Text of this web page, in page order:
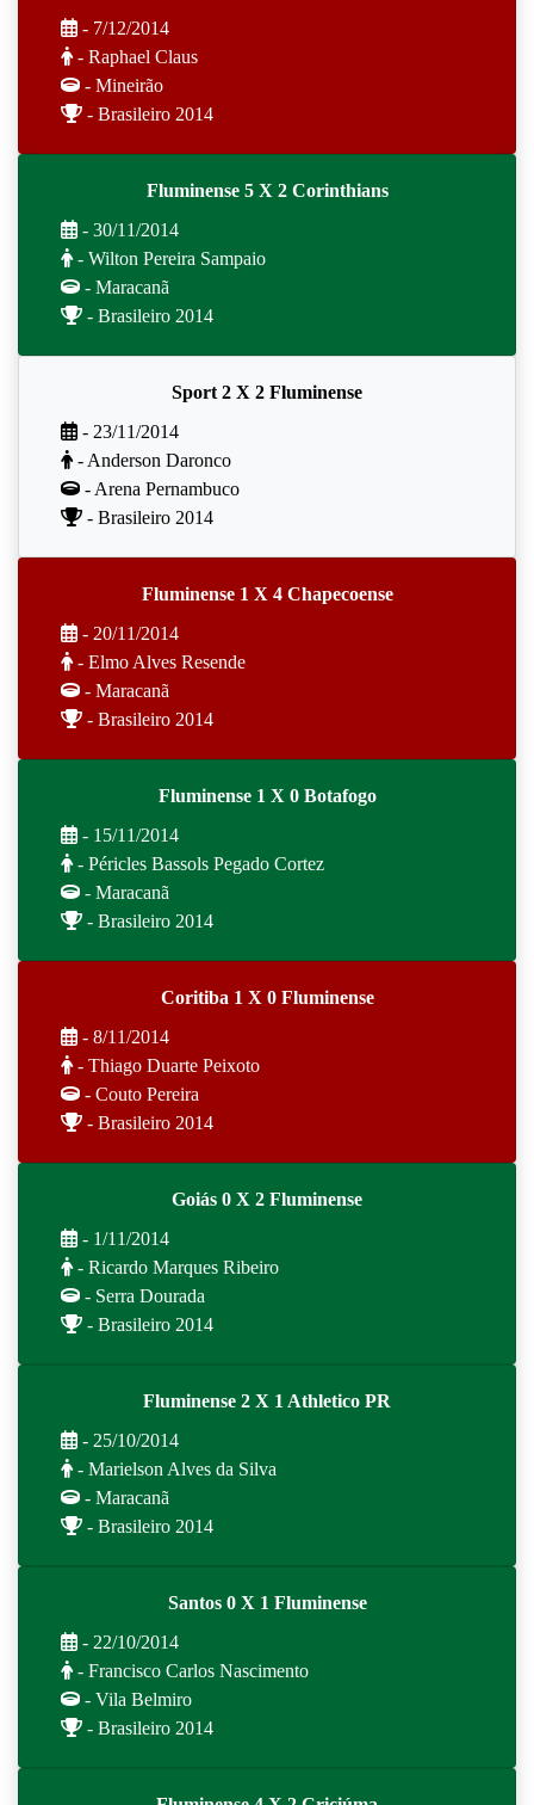
- 7/12/2014
- Raphael Claus
- Mineirão
- Brasileiro 2014
Fluminense 5 X 2 Corinthians
- 30/11/2014
- Wilton Pereira Sampaio
- Maracanã
- Brasileiro 2014
Sport 2 X 2 Fluminense
- 23/11/2014
- Anderson Daronco
- Arena Pernambuco
- Brasileiro 2014
Fluminense 1 X 4 Chapecoense
- 20/11/2014
- Elmo Alves Resende
- Maracanã
- Brasileiro 2014
Fluminense 1 X 0 Botafogo
- 15/11/2014
- Péricles Bassols Pegado Cortez
- Maracanã
- Brasileiro 2014
Coritiba 1 X 0 Fluminense
- 8/11/2014
- Thiago Duarte Peixoto
- Couto Pereira
- Brasileiro 2014
Goiás 0 X 2 Fluminense
- 1/11/2014
- Ricardo Marques Ribeiro
- Serra Dourada
- Brasileiro 2014
Fluminense 2 X 1 Athletico PR
- 25/10/2014
- Marielson Alves da Silva
- Maracanã
- Brasileiro 2014
Santos 0 X 1 Fluminense
- 22/10/2014
- Francisco Carlos Nascimento
- Vila Belmiro
- Brasileiro 2014